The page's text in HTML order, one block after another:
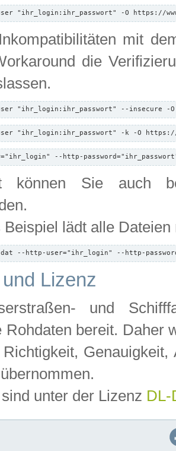
"ihr_login:ihr_passwort" -O https://
mit
die
"ihr_login:ihr_passwort" --insecure -
"ihr_login:ihr_passwort" -k -O https://
--http-
können Sie auch
Beispiel lädt alle
--http-user="ihr_login" --http-
Lizenz
und
Rohdaten bereit. Daher
unter der Lizenz